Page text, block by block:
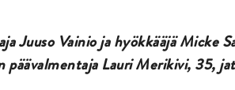
Juuso Vainio ja hyökkääjä Micke
päävalmentaja Lauri Merikivi, 35,